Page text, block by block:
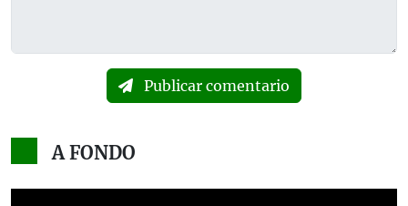
Publicar comentario
A FONDO